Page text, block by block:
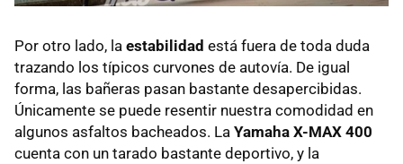
Por otro lado, la estabilidad está fuera de toda duda
trazando los típicos curvones de autovía. De igual
forma, las bañeras pasan bastante desapercibidas.
Únicamente se puede resentir nuestra comodidad en
algunos asfaltos bacheados. La Yamaha X-MAX 400
cuenta con un tarado bastante deportivo, y la